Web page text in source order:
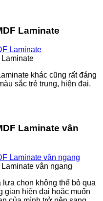
Laminate
khác cũng rất đáng
sắc trẻ trung, hiện đại,
Laminate vân
vân ngang
lựa chọn không thể bỏ qua
hiện đại hoặc muốn